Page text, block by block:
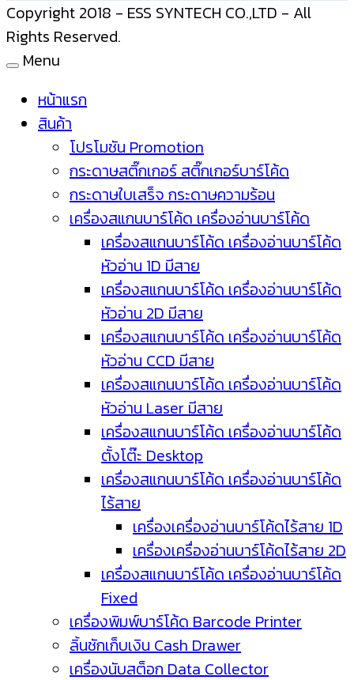
Copyright 2018 - ESS SYNTECH CO.,LTD - All
Rights Reserved.
Menu
หน้าแรก
สินค้า
โปรโมชัน Promotion
กระดาษสติ๊กเกอร์ สติ๊กเกอร์บาร์โค้ด
กระดาษใบเสร็จ กระดาษความร้อน
เครื่องสแกนบาร์โค้ด เครื่องอ่านบาร์โค้ด
เครื่องสแกนบาร์โค้ด เครื่องอ่านบาร์โค้ด
หัวอ่าน 1D มีสาย
เครื่องสแกนบาร์โค้ด เครื่องอ่านบาร์โค้ด
หัวอ่าน 2D มีสาย
เครื่องสแกนบาร์โค้ด เครื่องอ่านบาร์โค้ด
หัวอ่าน CCD มีสาย
เครื่องสแกนบาร์โค้ด เครื่องอ่านบาร์โค้ด
หัวอ่าน Laser มีสาย
เครื่องสแกนบาร์โค้ด เครื่องอ่านบาร์โค้ด
ตั้งโต๊ะ Desktop
เครื่องสแกนบาร์โค้ด เครื่องอ่านบาร์โค้ด
ไร้สาย
เครื่องเครื่องอ่านบาร์โค้ดไร้สาย 1D
เครื่องเครื่องอ่านบาร์โค้ดไร้สาย 2D
เครื่องสแกนบาร์โค้ด เครื่องอ่านบาร์โค้ด
Fixed
เครื่องพิมพ์บาร์โค้ด Barcode Printer
ลิ้นชักเก็บเงิน Cash Drawer
เครื่องนับสต็อก Data Collector